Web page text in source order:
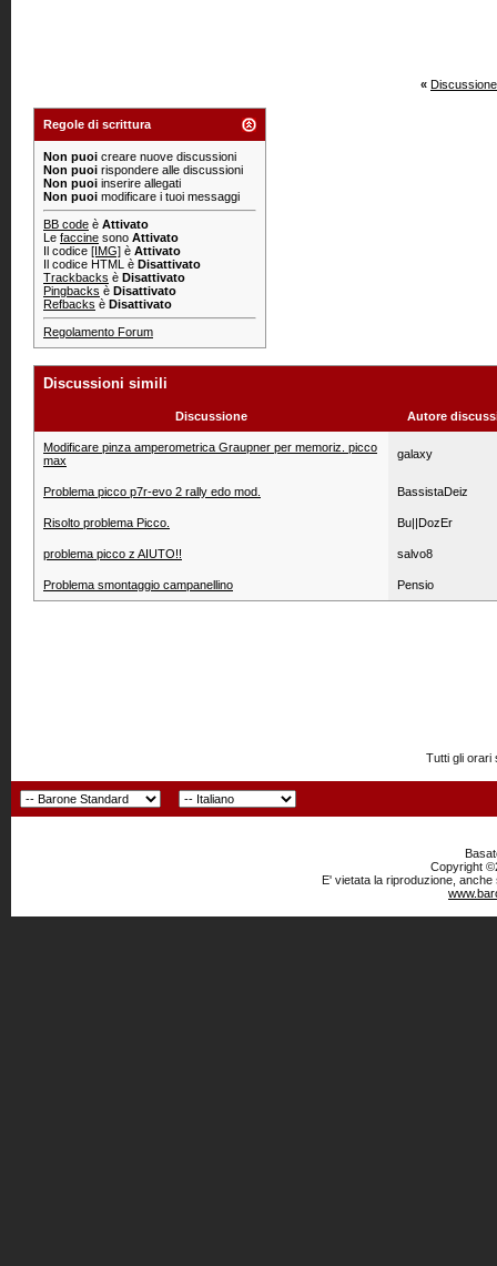
«
Regole di scrittura
Non puoi creare nuove discussioni
Non puoi rispondere alle discussioni
Non puoi inserire allegati
Non puoi modificare i tuoi messaggi
BB code è Attivato
Le faccine sono Attivato
Il codice [IMG] è Attivato
Il codice HTML è Disattivato
Trackbacks è Disattivato
Pingbacks è Disattivato
Refbacks è Disattivato
Regolamento Forum
Discussioni simili
Discussione Autore
Modificare pinza amperometrica Graupner per memoriz. picco
max
galaxy
Problema picco p7r-evo 2 rally edo mod. BassistaDeiz
Risolto problema Picco. Bu||DozEr
problema picco z AIUTO!! salvo8
Problema smontaggio campanellino Pensio
Tutti gli orari
Copyright
E' vietata la riproduzione,